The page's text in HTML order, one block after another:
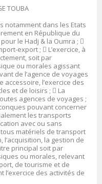
TOUBA
notamment dans les Etats
en République du
le Hadj & la Oumra ; 
export ;  L’exercice, à
soit par
ou morales agissant
de l’agence de voyages
l’exercice des
et de loisirs ;  La
agences de voyages ;
pouvant concerner
les transports
avec ou sans
matériels de transport
l’acquisition, la gestion de
principal soit par
ou morales, relevant
de tourisme et de
l’exercice des activités de